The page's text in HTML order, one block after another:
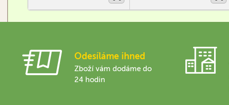
Odesíláme ihned
Zboží vám dodáme do
24 hodin